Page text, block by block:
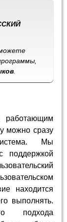
.
можно сразу
Мы
поддержкой
находится
выполнять.
подхода